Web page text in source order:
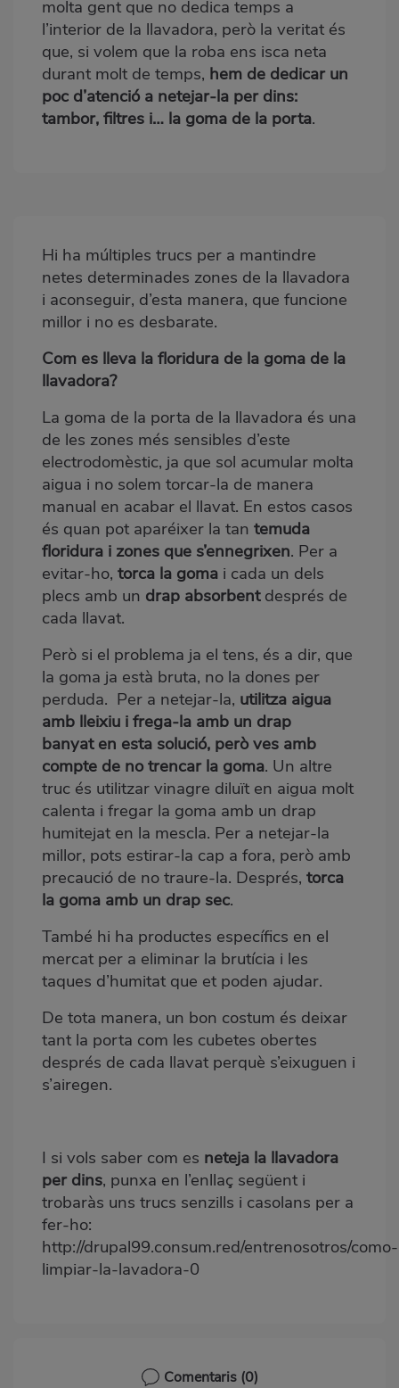
molta gent que no dedica temps a
l’interior de la llavadora, però la veritat és
que, si volem que la roba ens isca neta
durant molt de temps, hem de dedicar un
poc d’atenció a netejar-la per dins:
tambor, filtres i… la goma de la porta.
Bloque
2
Hi ha múltiples trucs per a mantindre
netes determinades zones de la llavadora
i aconseguir, d’esta manera, que funcione
millor i no es desbarate.
Com es lleva la floridura de la goma de la
llavadora?
La goma de la porta de la llavadora és una
de les zones més sensibles d’este
electrodomèstic, ja que sol acumular molta
aigua i no solem torcar-la de manera
manual en acabar el llavat. En estos casos
és quan pot aparéixer la tan temuda
floridura i zones que s’ennegrixen. Per a
evitar-ho, torca la goma i cada un dels
plecs amb un drap absorbentdesprés de
cada llavat.
Però si el problema ja el tens, és a dir, que
la goma ja està bruta, no la dones per
perduda. Per a netejar-la, utilitza aigua
amb lleixiu i frega-la amb un drap
banyat en esta solució, però ves amb
compte de no trencar la goma. Un altre
truc és utilitzar vinagre diluït en aigua molt
calenta i fregar la goma amb un drap
humitejat en la mescla. Per a netejar-la
millor, pots estirar-la cap a fora, però amb
precaució de no traure-la. Després, torca
la goma amb un drap sec.
També hi ha productes específics en el
mercat per a eliminar la brutícia i les
taques d’humitat que et poden ajudar.
De tota manera, un bon costum és deixar
tant la porta com les cubetes obertes
després de cada llavat perquè s’eixuguen i
s’airegen.
I si vols saber com es neteja la llavadora
per dins, punxa en l’enllaç següent i
trobaràs uns trucs senzills i casolans per a
fer-ho:
http://drupal99.consum.red/entrenosotros/como-
limpiar-la-lavadora-0
Comentaris (0)